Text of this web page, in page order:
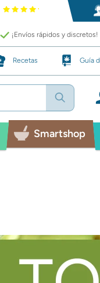
¡Envíos rápidos y discretos!
Recetas Guía
Smartshop